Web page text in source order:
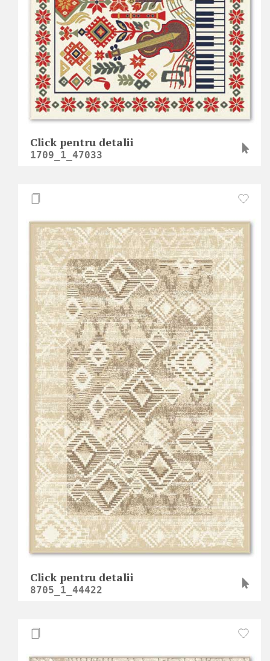
Click pentru detalii
1709_1_47033
Click pentru detalii
8705_1_44422